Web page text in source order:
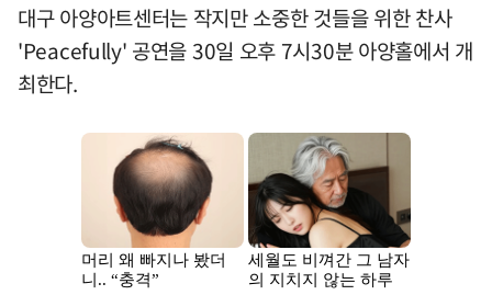
대구 아양아트센터는 작지만 소중한 것들을 위한 찬사
'Peacefully' 공연을 30일 오후 7시30분 아양홀에서 개
최한다.